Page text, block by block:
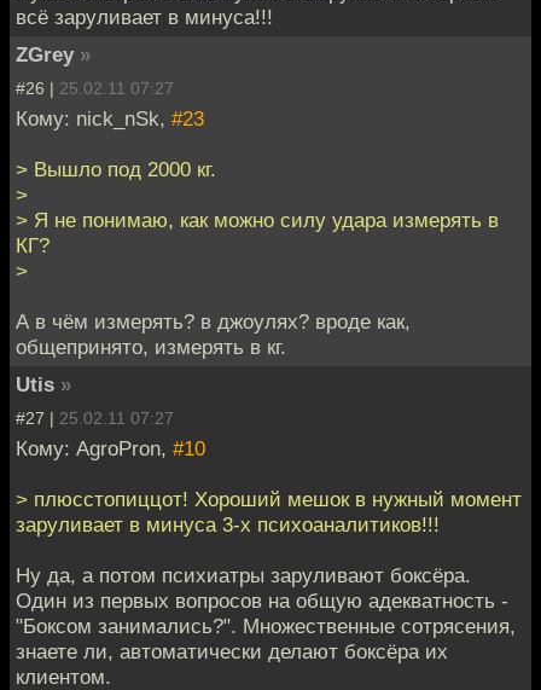
всё заруливает в минуса!!!
ZGrey »
#26 | 25.02.11 07:27
Кому: nick_nSk, #23
> Вышло под 2000 кг.
>
> Я не понимаю, как можно силу удара измерять в
КГ?
>
А в чём измерять? в джоулях? вроде как,
общепринято, измерять в кг.
Utis »
#27 | 25.02.11 07:27
Кому: AgroPron, #10
> плюсстопиццот! Хороший мешок в нужный момент
заруливает в минуса 3-х психоаналитиков!!!
Ну да, а потом психиатры заруливают боксёра.
Один из первых вопросов на общую адекватность -
"Боксом занимались?". Множественные сотрясения,
знаете ли, автоматически делают боксёра их
клиентом.